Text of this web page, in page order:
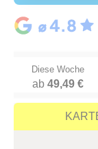
Diese Woche
ab49,49 €